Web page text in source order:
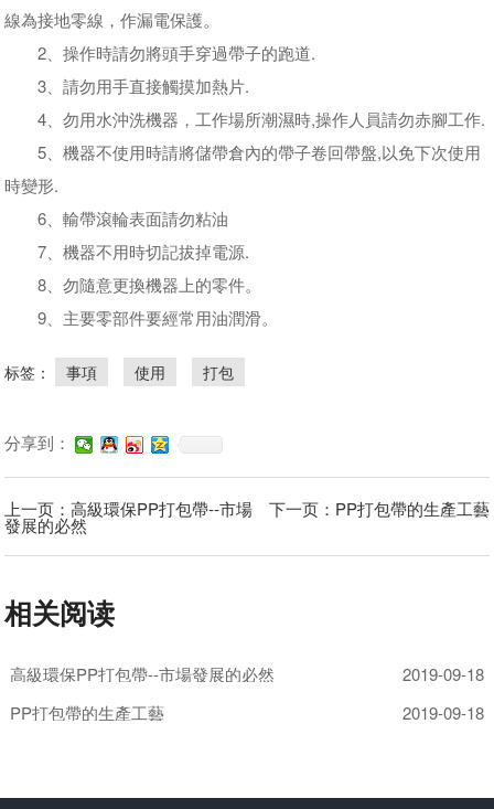
線為接地零線，作漏電保護。
2、操作時請勿將頭手穿過帶子的跑道.
3、請勿用手直接觸摸加熱片.
4、勿用水沖洗機器，工作場所潮濕時,操作人員請勿赤腳工作.
5、機器不使用時請將儲帶倉內的帶子卷回帶盤,以免下次使用
時變形.
6、輸帶滾輪表面請勿粘油
7、機器不用​​時切記拔掉電源.
8、勿隨意更換機器上的零件。
9、主要零部件要經常用油潤滑。
标签： 事項 使用 打包
分享到：
下一页：PP打包帶的生產工藝
上一页：高級環保PP打包帶--市場
發展的必然
相关阅读
2019-09-18
高級環保PP打包帶--市場發展的必然
2019-09-18
PP打包帶的生產工藝